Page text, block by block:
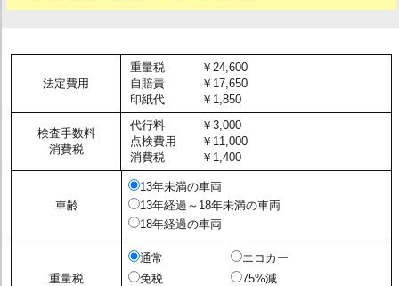
法定費用
重量税
￥24,600
自賠責
￥17,650
印紙代
￥1,850
検査手数料
消費税
代行料
￥3,000
点検費用
￥11,000
消費税
￥1,400
車齢
13年未満の車両
13年経過～18年未満の車両
18年経過の車両
重量税
通常
エコカー
免税
75%減